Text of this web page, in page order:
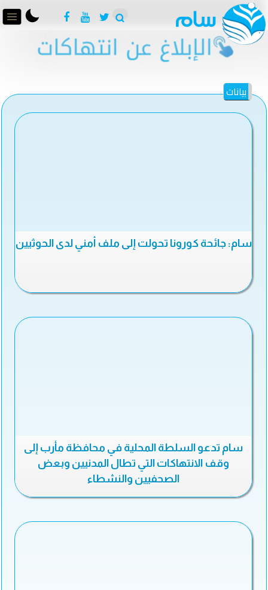
بيانات
سام: جائحة كورونا تحولت إلى ملف أمني لدى الحوثيين
سام تدعو السلطة المحلية في محافظة مأرب إلى
وقف الانتهاكات التي تطال المدنيين وبعض
الصحفيين والنشطاء